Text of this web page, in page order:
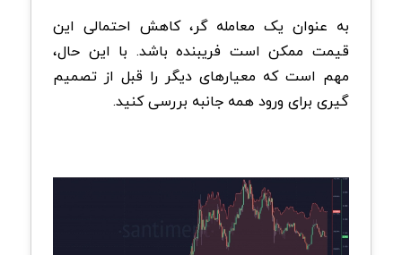
به عنوان یک معامله گر، کاهش احتمالی این
قیمت ممکن است فریبنده باشد. با این حال،
مهم است که معیارهای دیگر را قبل از تصمیم
گیری برای ورود همه جانبه بررسی کنید.